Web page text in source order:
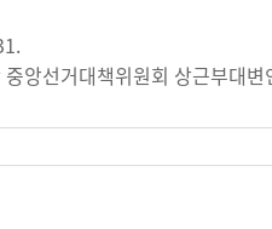
앙선거대책위원회 상근부대변